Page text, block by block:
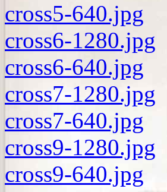
cross5-640.jpg
cross6-1280.jpg
cross6-640.jpg
cross7-1280.jpg
cross7-640.jpg
cross9-1280.jpg
cross9-640.jpg